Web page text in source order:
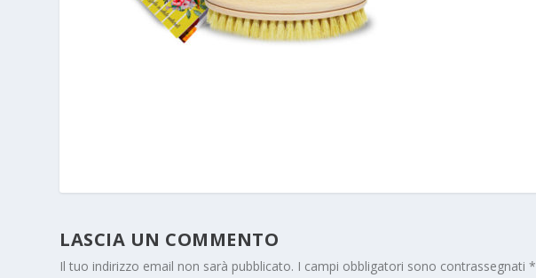
LASCIA UN COMMENTO
Il tuo indirizzo email non sarà pubblicato. I campi obbligatori sono contrassegnati*